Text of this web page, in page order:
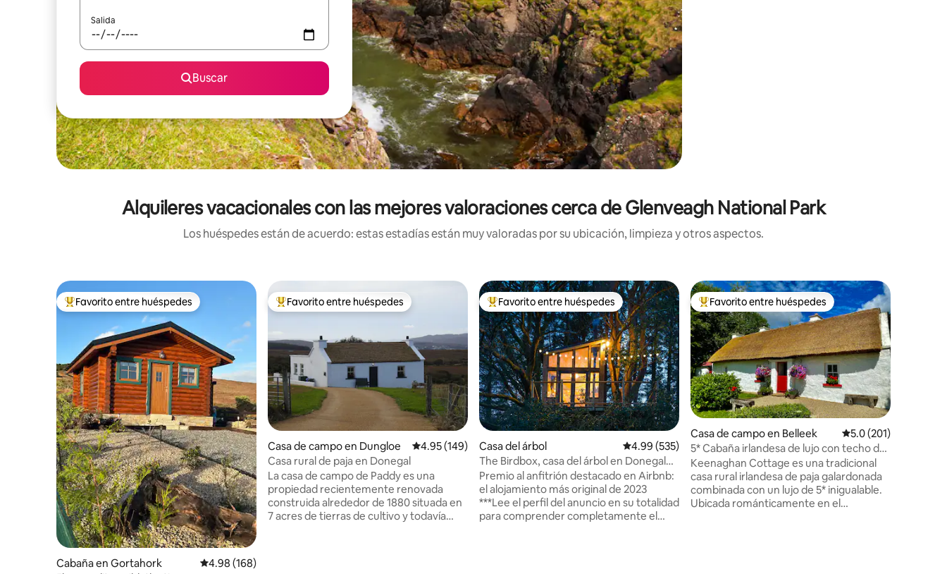
Salida
Buscar
Alquileres vacacionales con las mejores valoraciones cerca de Glenveagh National Park
Los huéspedes están de acuerdo: estas estadías están muy valoradas por su ubicación, limpieza y otros aspectos.
Favorito entre huéspedes preferido
Favorito entre huéspedes
Cabaña en Gortahork Calificación promedio: 4.98 de 5, 168 reseñas
4.98 (168)
Favorito entre huéspedes preferido
Favorito entre huéspedes
Casa de campo en Dungloe Calificación promedio: 4.95 de 5, 149 reseñas
4.95 (149)
Casa rural de paja en Donegal
La casa de campo de Paddy es una
propiedad recientemente renovada
construida alrededor de 1880 situada en
7 acres de tierras de cultivo y todavía
Favorito entre huéspedes preferido
Favorito entre huéspedes
Casa del árbol Calificación promedio: 4.99 de 5, 535 reseñas
4.99 (535)
The Birdbox, casa del árbol en Donegal
con vistas a Glenveagh
Premio al anfitrión destacado en Airbnb:
el alojamiento más original de 2023
***Lee el perfil del anuncio en su totalidad
para comprender completamente el
Favorito entre huéspedes preferido
Favorito entre huéspedes
Casa de campo en Belleek Calificación
5.0 (201)
5* Cabaña irlandesa de lujo con techo de
paja HiddenGem Ireland
Keenaghan Cottage es una tradicional
casa rural irlandesa de paja galardonada
combinada con un lujo de 5* inigualable.
Ubicada románticamente en el